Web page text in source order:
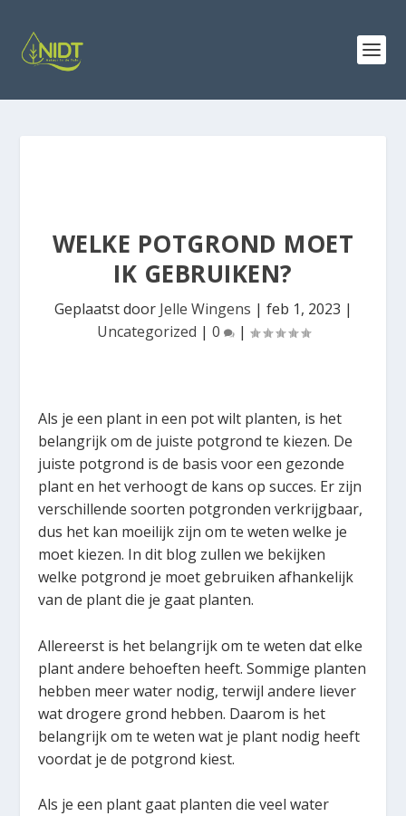
WELKE POTGROND MOET
IK GEBRUIKEN?
Geplaatst door Jelle Wingens | feb 1, 2023 |
Uncategorized | 0 |
Als je een plant in een pot wilt planten, is het
belangrijk om de juiste potgrond te kiezen. De
juiste potgrond is de basis voor een gezonde
plant en het verhoogt de kans op succes. Er zijn
verschillende soorten potgronden verkrijgbaar,
dus het kan moeilijk zijn om te weten welke je
moet kiezen. In dit blog zullen we bekijken
welke potgrond je moet gebruiken afhankelijk
van de plant die je gaat planten.
Allereerst is het belangrijk om te weten dat elke
plant andere behoeften heeft. Sommige planten
hebben meer water nodig, terwijl andere liever
wat drogere grond hebben. Daarom is het
belangrijk om te weten wat je plant nodig heeft
voordat je de potgrond kiest.
Als je een plant gaat planten die veel water